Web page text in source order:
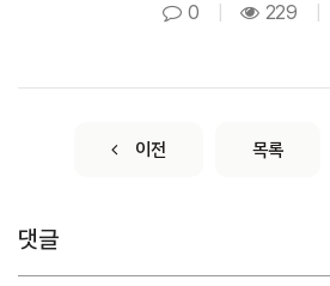
0 229
이전 목록
댓글